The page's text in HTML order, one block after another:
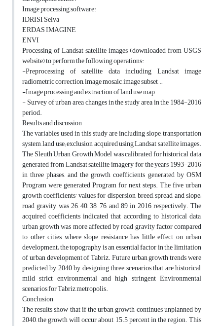
Image processing software:
IDRISI Selva
ERDAS IMAGINE
ENVI
Processing of Landsat satellite images (downloaded from USGS
website) to perform the following operations:
-Preprocessing of satellite data including Landsat image
radiometric correction, image mosaic, image subset…
-Image processing and extraction of land use map
- Survey of urban area changes in the study area in the 1984-2016
period.
Results and discussion
The variables used in this study are including slope, transportation
system, land use; exclusion acquired using Landsat satellite images.
The Sleuth Urban Growth Model was calibrated for historical data
generated from Landsat satellite imagery for the years 1993-2016
in three phases, and the growth coefficients generated by OSM
Program were generated Program for next steps. The five urban
growth coefficients' values for dispersion, breed, spread, and slope;
road gravity was 26, 40, 38, 76, and 89 in 2016 respectively. The
acquired coefficients indicated that according to historical data,
urban growth was more affected by road gravity factor compared
to other cities where slope resistance has little effect on urban
development; the topography is an essential factor in the limitation
of urban development of Tabriz. Future urban growth trends were
predicted by 2040 by designing three scenarios that are historical,
mild strict environmental and high stringent Environmental
scenarios for Tabriz metropolis.
Conclusion
The results show that if the urban growth continues unplanned by
2040, the growth will occur about 15.5 percent in the region. This